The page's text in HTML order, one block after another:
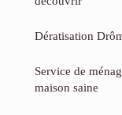
Dératisation
Service de
maison saine